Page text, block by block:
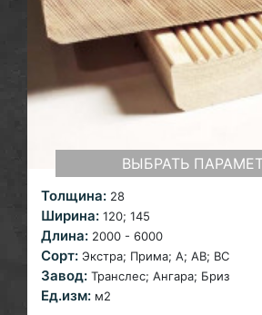
ВЫБРАТЬ
Толщина: 28
Ширина: 120; 145
Длина: 2000 - 6000
Сорт: Экстра; Прима; A; AB; ВС
Завод: Транслес; Ангара; Бриз
Ед.изм: м2